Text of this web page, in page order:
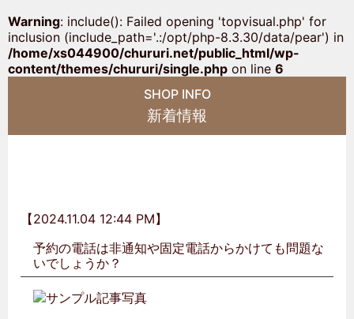
Warning: include(): Failed opening 'topvisual.php' for
inclusion (include_path='.:/opt/php-8.3.30/data/pear') in
/home/xs044900/chururi.net/public_html/wp-
content/themes/chururi/single.phpon line 6
SHOP INFO
新着情報
【2024.11.04 12:44 PM】
予約の電話は非通知や固定電話からかけても問題な
いでしょうか？